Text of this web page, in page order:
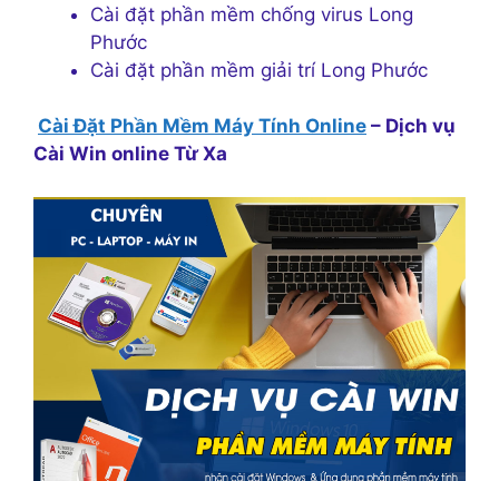
Cài đặt phần mềm chống virus Long
Phước
Cài đặt phần mềm giải trí Long Phước
Cài Đặt Phần Mềm Máy Tính Online – Dịch vụ
Cài Win online Từ Xa